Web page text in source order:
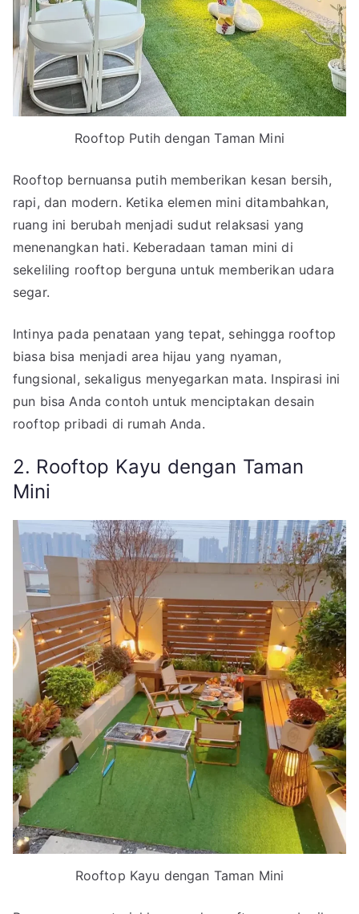
Rooftop Putih dengan Taman Mini
Rooftop bernuansa putih memberikan kesan bersih,
rapi, dan modern. Ketika elemen mini ditambahkan,
ruang ini berubah menjadi sudut relaksasi yang
menenangkan hati. Keberadaan taman mini di
sekeliling rooftop berguna untuk memberikan udara
segar.
Intinya pada penataan yang tepat, sehingga rooftop
biasa bisa menjadi area hijau yang nyaman,
fungsional, sekaligus menyegarkan mata. Inspirasi ini
pun bisa Anda contoh untuk menciptakan desain
rooftop pribadi di rumah Anda.
2. Rooftop Kayu dengan Taman
Mini
Rooftop Kayu dengan Taman Mini